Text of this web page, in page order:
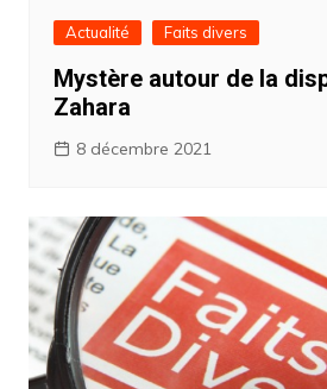
Actualité Faits divers
Mystère autour de la
Zahara
8 décembre 2021